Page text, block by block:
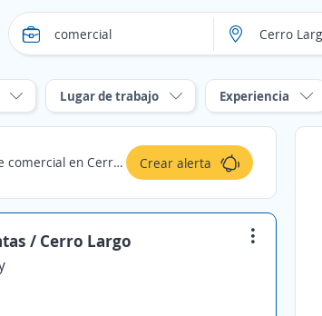
Lugar de trabajo Experiencia
en Cerro Largo Crear alerta
/ Cerro Largo